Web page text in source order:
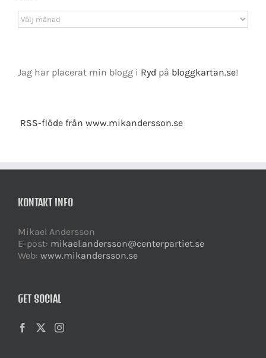
Arkiv
Jag har placerat min blogg i Ryd på bloggkartan.se!
RSS-flöde från www.mikandersson.se
KONTAKT INFO
Mikael Andersson
E-post: mikael.andersson@centerpartiet.se
Web: www.mikandersson.se
GET SOCIAL